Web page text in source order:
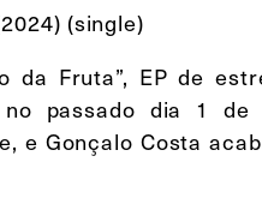
(single)
da Fruta”, EP de
passado dia 1
e Gonçalo Costa